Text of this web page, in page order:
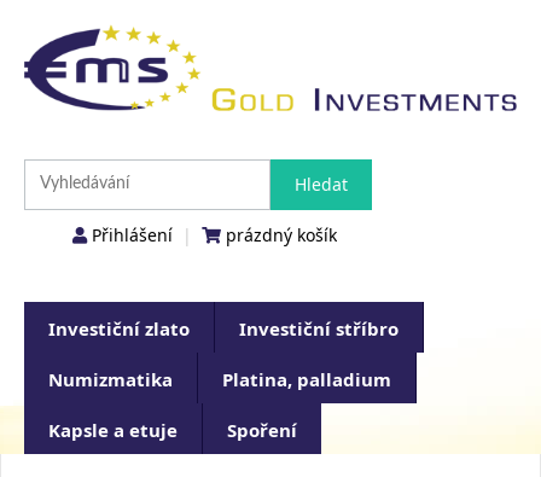
Přihlášení | prázdný košík
Investiční zlato Investiční stříbro
Numizmatika Platina, palladium
Kapsle a etuje Spoření